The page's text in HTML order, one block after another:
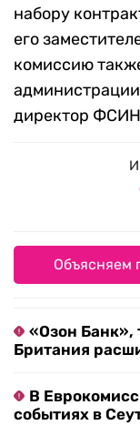
набору
его
комиссию
директор
Объясняем
«Озон Банк»,
Британия
В
событиях в